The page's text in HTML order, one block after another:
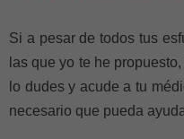
Si a pesar de todos tus
las que yo te he
lo dudes y acude a tu
necesario que pueda